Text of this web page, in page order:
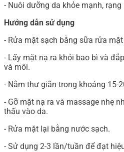
- Nuôi dưỡng da khỏe mạnh,
Hướng dẫn sử dụng
- Rửa mặt sạch bằng sữa rửa
- Lấy mặt nạ ra khỏi bao bì và
và môi.
- Nằm thư giãn trong khoảng 15-
- Gỡ mặt nạ ra và massage nhẹ
thấu vào da.
- Rửa mặt lại bằng nước sạch.
- Sử dụng 2-3 lần/tuần để đạt